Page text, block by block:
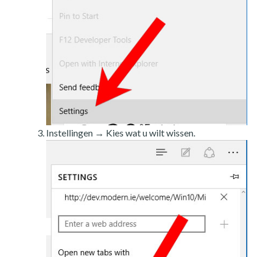
Instellingen → Kies wat u wilt wissen.